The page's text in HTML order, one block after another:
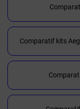
Comparatif kits